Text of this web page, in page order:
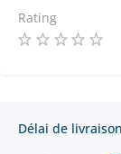
Rating
Délai de